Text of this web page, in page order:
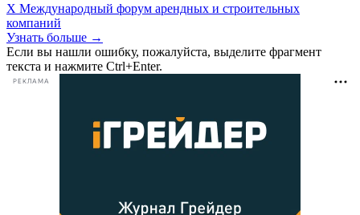
X Международный форум арендных и строительных
компаний
Узнать больше →
Если вы нашли ошибку, пожалуйста, выделите фрагмент
текста и нажмите Ctrl+Enter.
РЕКЛАМА